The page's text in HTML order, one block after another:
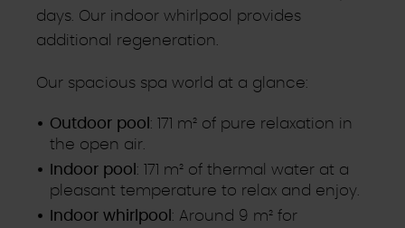
days. Our indoor whirlpool provides
additional regeneration.
Our spacious spa world at a glance:
Outdoor pool : 171 m² of pure relaxation in
the open air.
Indoor pool : 171 m² of thermal water at a
pleasant temperature to relax and enjoy.
Indoor whirlpool : Around 9 m² for